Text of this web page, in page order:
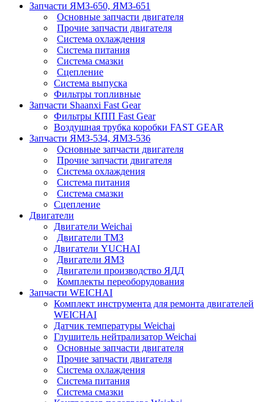
Запчасти ЯМЗ-650, ЯМЗ-651
Основные запчасти двигателя
Прочие запчасти двигателя
Система охлаждения
Система питания
Система смазки
Сцепление
Система выпуска
Фильтры топливные
Запчасти Shaanxi Fast Gear
Фильтры КПП Fast Gear
Воздушная трубка коробки FAST GEAR
Запчасти ЯМЗ-534, ЯМЗ-536
Основные запчасти двигателя
Прочие запчасти двигателя
Система охлаждения
Система питания
Система смазки
Сцепление
Двигатели
Двигатели Weichai
Двигатели ТМЗ
Двигатели YUCHAI
Двигатели ЯМЗ
Двигатели производство ЯДД
Комплекты переоборудования
Запчасти WEICHAI
Комплект инструмента для ремонта двигателей
WEICHAI
Датчик температуры Weichai
Глушитель нейтрализатор Weichai
Основные запчасти двигателя
Прочие запчасти двигателя
Система охлаждения
Система питания
Система смазки